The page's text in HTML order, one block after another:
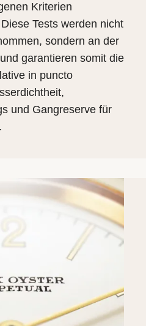
Kriterien
Tests werden nicht
sondern an der
garantieren somit die
in puncto
und Gangreserve für